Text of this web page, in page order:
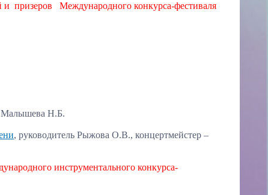
и призеров Международного конкурса-фестиваля
Малышева Н.Б.
, руководитель Рыжова О.В., концертмейстер –
инструментального конкурса-